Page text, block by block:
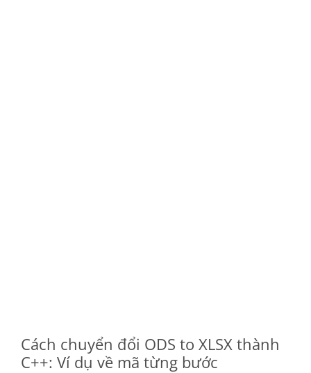
Cách chuyển đổi ODS to XLSX thành
C++: Ví dụ về mã từng bước